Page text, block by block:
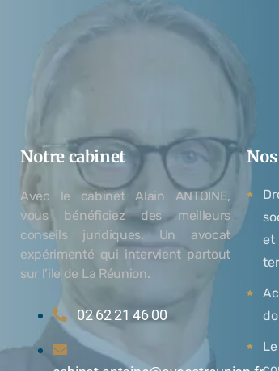
Notre cabinet
Avec le cabinet Alain ANTOINE,
vous bénéficiez des meilleurs
conseils juridiques. Un avocat
expérimenté qui intervient partout
sur l’ile de La Réunion.
02 62 21 46 00
et